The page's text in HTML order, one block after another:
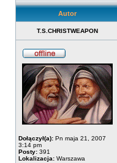
Autor
T.S.CHRISTWEAPON
Dołączył(a): Pn maja 21, 2007
3:14 pm
Posty: 391
Lokalizacja: Warszawa